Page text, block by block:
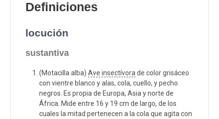
Definiciones
locución
sustantiva
(Motacilla alba) Ave insectívora de color grisáceo
con vientre blanco y alas, cola, cuello, y pecho
negros. Es propia de Europa, Asia y norte de
África. Mide entre 16 y 19 cm de largo, de los
cuales la mitad pertenecen a la cola que agita con